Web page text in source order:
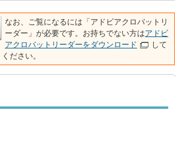
なお、ご覧になるには「アドビアクロバットリ
ーダー」が必要です。お持ちでない方はアドビ
アクロバットリーダーをダウンロード
して
ください。